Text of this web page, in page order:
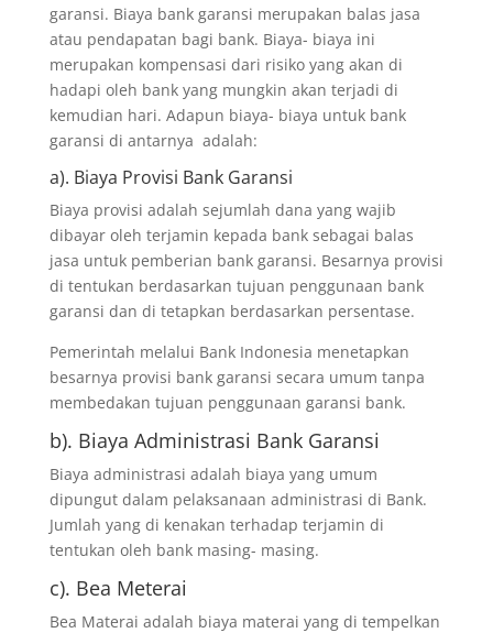
garansi. Biaya bank garansi merupakan balas jasa
atau pendapatan bagi bank. Biaya- biaya ini
merupakan kompensasi dari risiko yang akan di
hadapi oleh bank yang mungkin akan terjadi di
kemudian hari. Adapun biaya- biaya untuk bank
garansi di antarnya adalah:
a). Biaya Provisi Bank Garansi
Biaya provisi adalah sejumlah dana yang wajib
dibayar oleh terjamin kepada bank sebagai balas
jasa untuk pemberian bank garansi. Besarnya provisi
di tentukan berdasarkan tujuan penggunaan bank
garansi dan di tetapkan berdasarkan persentase.
Pemerintah melalui Bank Indonesia menetapkan
besarnya provisi bank garansi secara umum tanpa
membedakan tujuan penggunaan garansi bank.
b). Biaya Administrasi Bank Garansi
Biaya administrasi adalah biaya yang umum
dipungut dalam pelaksanaan administrasi di Bank.
Jumlah yang di kenakan terhadap terjamin di
tentukan oleh bank masing- masing.
c). Bea Meterai
Bea Materai adalah biaya materai yang di tempelkan